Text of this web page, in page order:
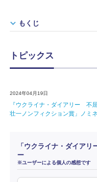
もくじ
トピックス
2024年04月19日
『ウクライナ・ダイアリー 不
壮一ノンフィクション賞」ノミ
「ウクライナ・ダイア
ー
※ユーザーによる個人の感想です